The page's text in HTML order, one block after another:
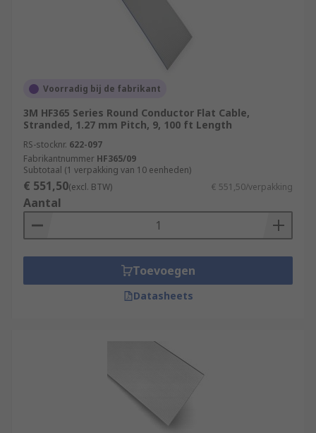
Voorradig bij de fabrikant
3M HF365 Series Round Conductor Flat Cable,
Stranded, 1.27 mm Pitch, 9, 100 ft Length
RS-stocknr. 622-097
Fabrikantnummer HF365/09
Subtotaal (1 verpakking van 10 eenheden)
€ 551,50(excl. BTW) € 551,50/verpakking
Aantal
Toevoegen
Datasheets